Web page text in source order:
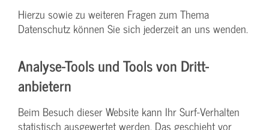
Hierzu sowie zu weiteren Fragen zum Thema
Datenschutz können Sie sich jederzeit an uns wenden.
Analyse-Tools und Tools von Dritt­
anbietern
Beim Besuch dieser Website kann Ihr Surf-Verhalten
statistisch ausgewertet werden. Das geschieht vor